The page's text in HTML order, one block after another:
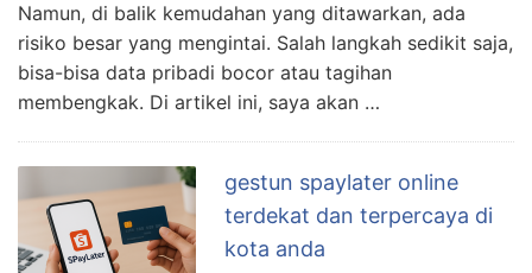
Namun, di balik kemudahan yang ditawarkan, ada
risiko besar yang mengintai. Salah langkah sedikit saja,
bisa-bisa data pribadi bocor atau tagihan
membengkak. Di artikel ini, saya akan …
gestun spaylater online
terdekat dan terpercaya di
kota anda